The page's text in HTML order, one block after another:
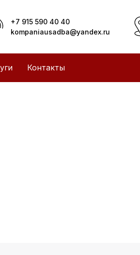
+7 915 590 40 40
kompaniausadba@yandex.ru
Контакты